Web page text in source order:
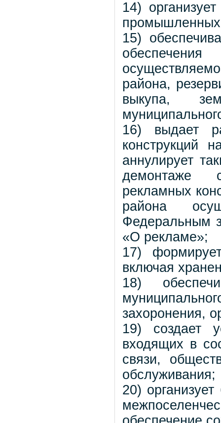
14)
промышленных
15)
обеспечения
района,
выкупа,
16) выдает
конструкций
аннулирует
демонтаже
рекламных
района
Федеральным
«О рекламе»;
17)
включая
18)
захоронения,
19) создает
входящих в
связи,
обслуживания;
20)